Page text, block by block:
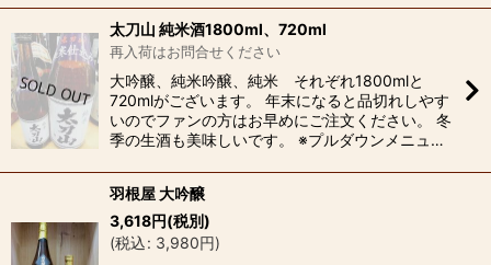
太刀山 純米酒1800ml、720ml
再入荷はお問合せください
大吟醸、純米吟醸、純米 それぞれ1800mlと
720mlがございます。 年末になると品切れしやす
いのでファンの方はお早めにご注文ください。 冬
季の生酒も美味しいです。 ※プルダウンメニュ…
羽根屋 大吟醸
3,618円(税別)
(税込: 3,980円)